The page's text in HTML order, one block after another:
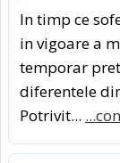
In timp ce
in vigoare a
temporar
diferentele
Potrivit...